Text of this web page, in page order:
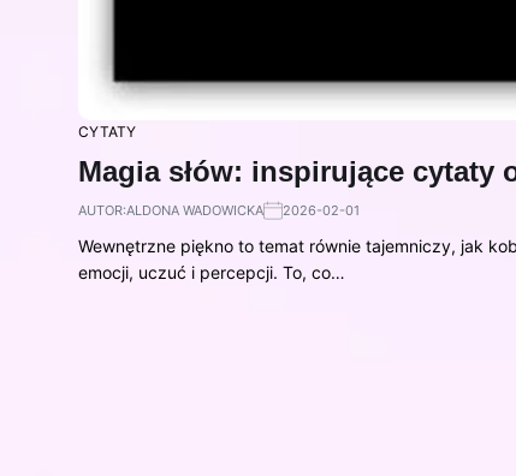
CYTATY
Magia słów: inspirujące cytaty
AUTOR:ALDONA WADOWICKA 2026-02-01
Wewnętrzne piękno to temat równie tajemniczy, jak
emocji, uczuć i percepcji. To, co…